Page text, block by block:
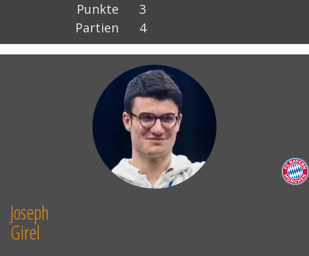
Punkte
3
Partien
4
Joseph
Girel